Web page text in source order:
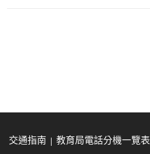
交通指南 教育局電話分機一覽表